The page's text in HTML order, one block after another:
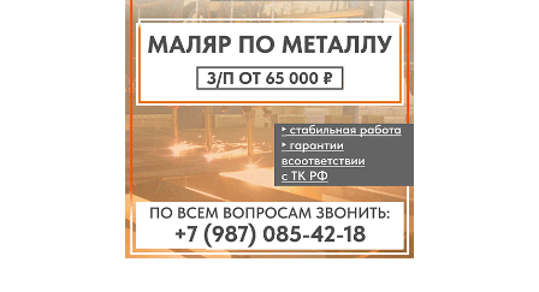
ПРЕДЛОЖИТЬ НОВОСТЬ
ФОТО